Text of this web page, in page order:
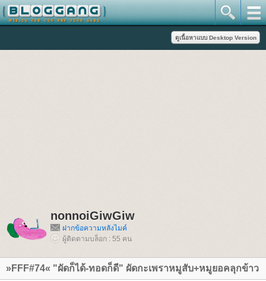
nonnoiGiwGiw
ฝากข้อความหลังไมค์
ผู้ติดตามบล็อก : 55 คน
»FFF#74« "ผัดก็ได้-ทอดก็ดี" ผัดกะเพราหมูสับ+หมูยอคลุกข้าว